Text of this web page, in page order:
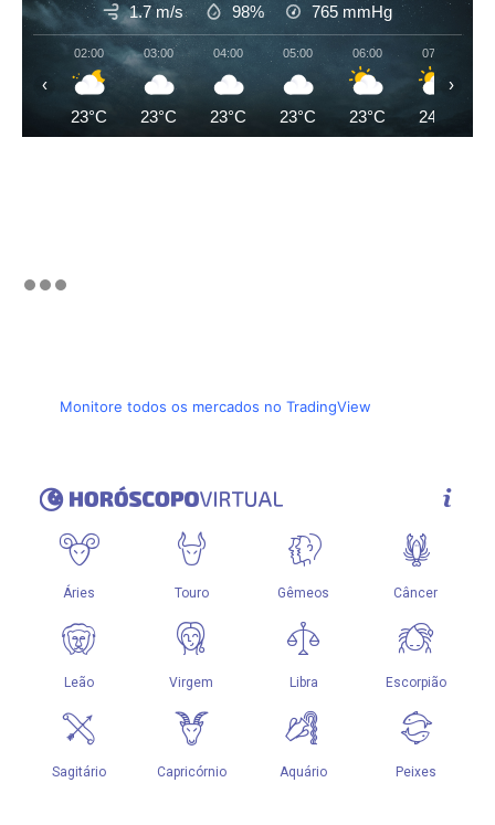
1.7 m/s 98% 765 mmHg
02:00
23°C
03:00
23°C
04:00
23°C
05:00
23°C
06:00
23°C
07:00
24°C
‹ ›
Monitore todos os mercados no TradingView